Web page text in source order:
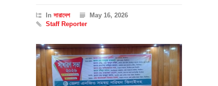
In সারাদেশ
May 16, 2026
Staff Reporter